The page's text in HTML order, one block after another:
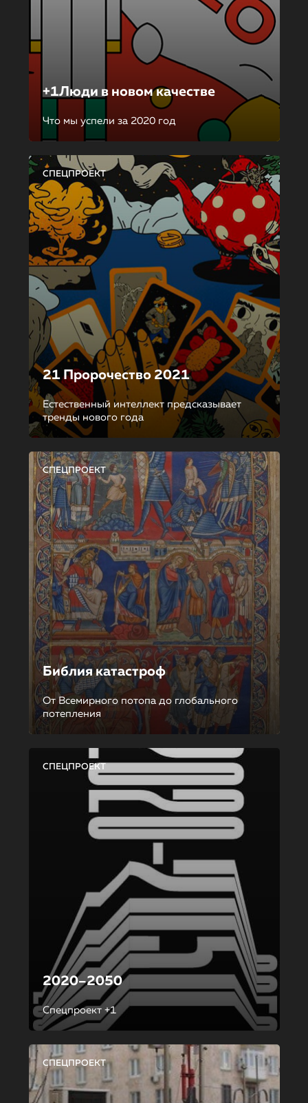
+1Люди в новом качестве
Что мы успели за 2020 год
СПЕЦПРОЕКТ
21 Пророчество 2021
Естественный интеллект предсказывает
тренды нового года
СПЕЦПРОЕКТ
Библия катастроф
От Всемирного потопа до глобального
потепления
СПЕЦПРОЕКТ
2020–2050
Спецпроект +1
СПЕЦПРОЕКТ